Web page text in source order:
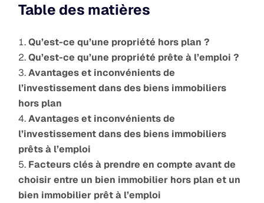
Table des matières
Qu’est-ce qu’une propriété hors plan ?
Qu’est-ce qu’une propriété prête à l’emploi ?
Avantages et inconvénients de
l’investissement dans des biens immobiliers
hors plan
Avantages et inconvénients de
l’investissement dans des biens immobiliers
prêts à l’emploi
Facteurs clés à prendre en compte avant de
choisir entre un bien immobilier hors plan et un
bien immobilier prêt à l’emploi